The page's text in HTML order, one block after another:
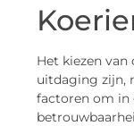
Het kiezen van
uitdaging zijn,
factoren om in